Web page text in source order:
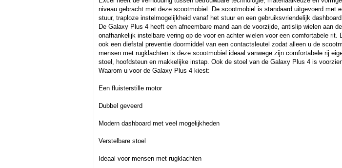
niveau gebracht met deze scootmobiel. De scootmobiel is standaard uitgevoerd met
stuur, traploze instelmogelijkheid vanaf het stuur en een gebruiksvriendelijk
De Galaxy Plus 4 heeft een afneembare mand aan de voorzijde, antislip wielen aan
onafhankelijk instelbare vering op de voor en achter wielen voor een comfortabele rit.
ook een diefstal preventie doormiddel van een contactsleutel zodat alleen u de
mensen met rugklachten is deze scootmobiel ideaal vanwege zijn comfortabele rij
stoel, hoofdsteun en makkelijke instap. Ook de stoel van de Galaxy Plus 4 is
Waarom u voor de Galaxy Plus 4 kiest:
Een fluisterstille motor
Dubbel geveerd
Modern dashboard met veel mogelijkheden
Verstelbare stoel
Ideaal voor mensen met rugklachten